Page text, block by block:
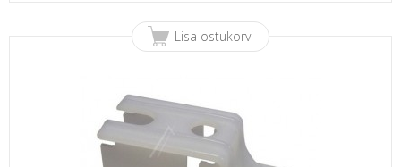
Lisa ostukorvi